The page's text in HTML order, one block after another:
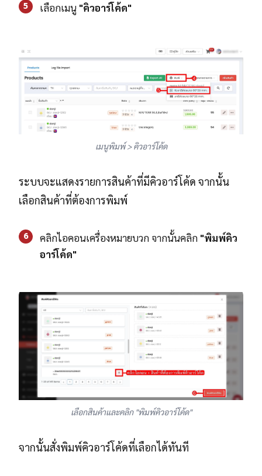
5 เลือกเมนู "คิวอาร์โค้ด"
เมนูพิมพ์ > คิวอาร์โค้ด
ระบบจะแสดงรายการสินค้าที่มีคิวอาร์โค้ด จากนั้น
เลือกสินค้าที่ต้องการพิมพ์
6 คลิกไอคอนเครื่องหมายบวก จากนั้นคลิก "พิมพ์คิว
อาร์โค้ด"
เลือกสินค้าและคลิก "พิมพ์คิวอาร์โค้ด"
จากนั้นสั่งพิมพ์คิวอาร์โค้ดที่เลือกได้ทันที